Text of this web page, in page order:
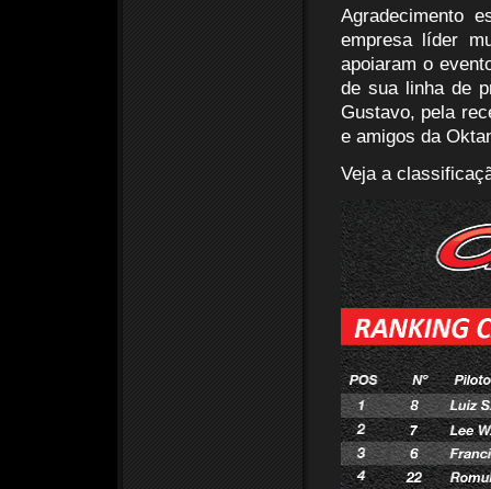
Agradecimento
empresa líder
apoiaram o
de sua linha de
Gustavo, pela
e amigos da
Veja a